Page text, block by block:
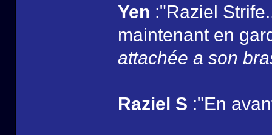
Yen :"Raziel
maintenant en
attachée a son
Raziel S :"En